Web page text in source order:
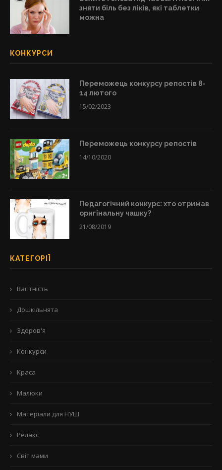
зняти біль без ліків, які таблетки
можна
КОНКУРСИ
Переможець конкурсу репостів 8-
14 лютого
15/02/2023
Переможець конкурсу репостів
14/10/2020
Педагогічний конкурс: хто отримав
оригінальну чашку?
21/08/2019
КАТЕГОРІЇ
Вагітність
Дошкільнята
Здоров'я
Конкурси
Краса
Малюки
Матеріали для НУШ
Релакс
Світ мами